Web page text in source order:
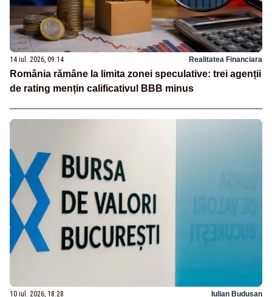
14 iul. 2026, 09:14 Realitatea Financiara
România rămâne la limita zonei speculative: trei agenții
de rating mențin calificativul BBB minus
10 iul. 2026, 18:28 Iulian Budusan